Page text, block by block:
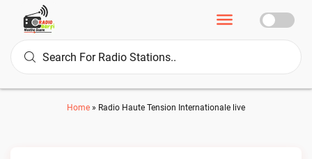
Home » Radio Haute Tension Internationale live